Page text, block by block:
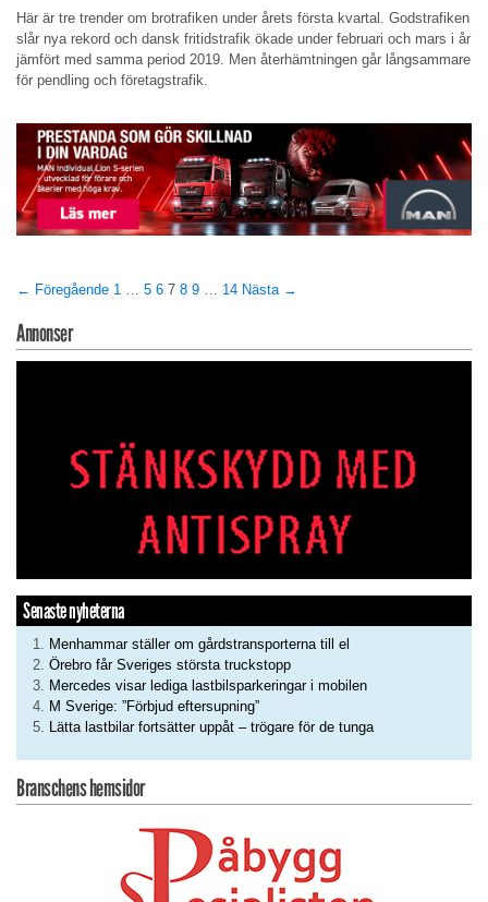
Här är tre trender om brotrafiken under årets första kvartal. Godstrafiken
slår nya rekord och dansk fritidstrafik ökade under februari och mars i år
jämfört med samma period 2019. Men återhämtningen går långsammare
för pendling och företagstrafik.
← Föregående 1 5 6 7 8 9 14 Nästa →
Annonser
Senaste nyheterna
Menhammar ställer om gårdstransporterna till el
Örebro får Sveriges största truckstopp
Mercedes visar lediga lastbilsparkeringar i mobilen
M Sverige: ”Förbjud eftersupning”
Lätta lastbilar fortsätter uppåt – trögare för de tunga
Branschens hemsidor